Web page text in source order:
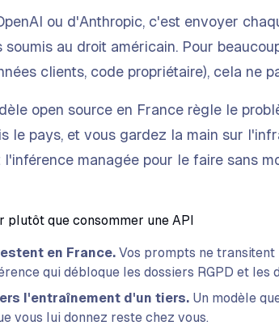
ou d'Anthropic, c'est envoyer
soumis au droit américain. Pour
clients, code propriétaire), cela ne
open source en France règle le
le pays, et vous gardez la main sur
managée pour le faire sans
plutôt que consommer une API
en France. Vos prompts ne
qui débloque les dossiers RGPD et les
l'entraînement d'un tiers. Un modèle
vous lui donnez reste chez vous.